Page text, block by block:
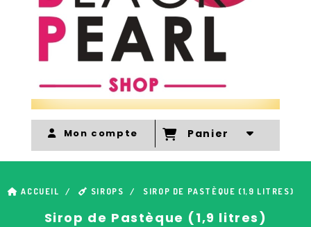
Mon compte Panier
ACCUEIL SIROPS SIROP DE PASTÈQUE (1,9 LITRES)
Sirop de Pastèque (1,9 litres)